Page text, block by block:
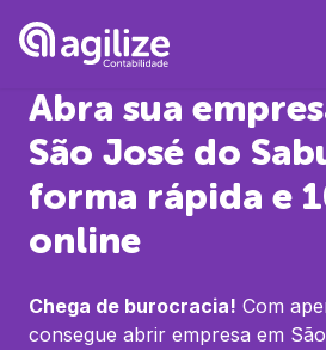
Abra sua
São José do
forma rápida e
online
Chega de burocracia! Com
consegue abrir empresa em